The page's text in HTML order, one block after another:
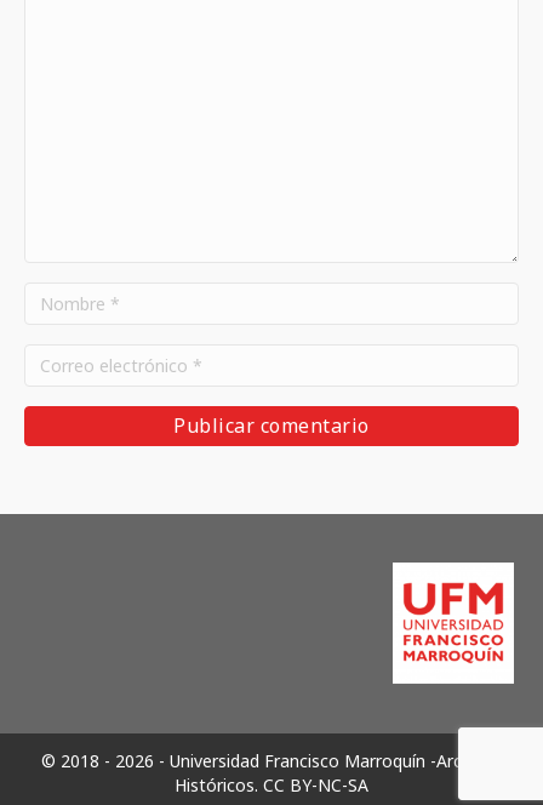
© 2018 - 2026 - Universidad Francisco Marroquín -Archivos
Históricos. CC BY-NC-SA